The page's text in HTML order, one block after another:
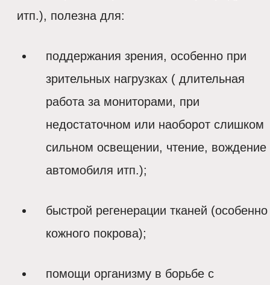
итп.), полезна для:
поддержания зрения, особенно при
зрительных нагрузках ( длительная
работа за мониторами, при
недостаточном или наоборот слишком
сильном освещении, чтение, вождение
автомобиля итп.);
быстрой регенерации тканей (особенно
кожного покрова);
помощи организму в борьбе с